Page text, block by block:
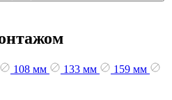
108 мм 133 мм
159 мм